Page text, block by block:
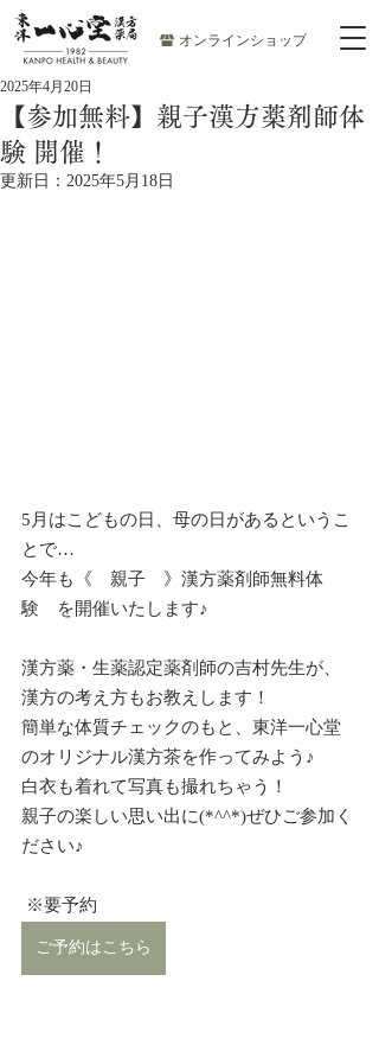
オンラインショップ
【参加無料】親子漢方薬剤師体
験 開催！
2025年4月20日
更新日： 2025年5月18日
5月はこどもの日、母の日があるというこ
とで…
今年も《　親子　》漢方薬剤師無料体
験　を開催いたします♪
漢方薬・生薬認定薬剤師の吉村先生が、
漢方の考え方もお教えします！
簡単な体質チェックのもと、東洋一心堂
のオリジナル漢方茶を作ってみよう♪
白衣も着れて写真も撮れちゃう！
親子の楽しい思い出に(*^^*)ぜひご参加く
ださい♪
※要予約
ご予約はこちら